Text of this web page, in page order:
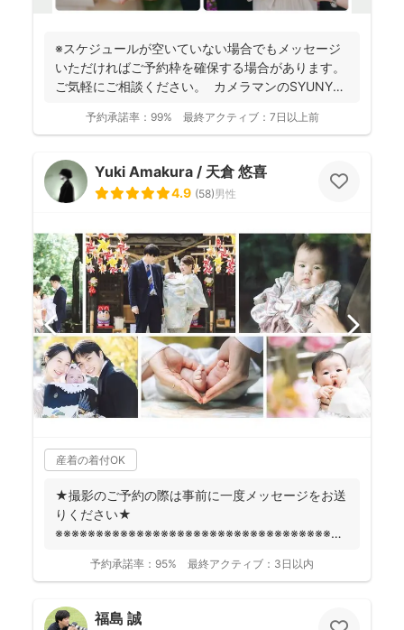
※スケジュールが空いていない場合でもメッセージ
いただければご予約枠を確保する場合があります。
ご気軽にご相談ください。 カメラマンのSYUNYA
予約承諾率： 99% 最終アクティブ： 7日以上前
Yuki Amakura / 天倉 悠喜
4.9 (58)男性
産着の着付OK
★撮影のご予約の際は事前に一度メッセージをお送
りください★
※※※※※※※※※※※※※※※※※※※※※※※※※※※※※※※※※※※※
予約承諾率： 95% 最終アクティブ： 3日以内
福島 誠